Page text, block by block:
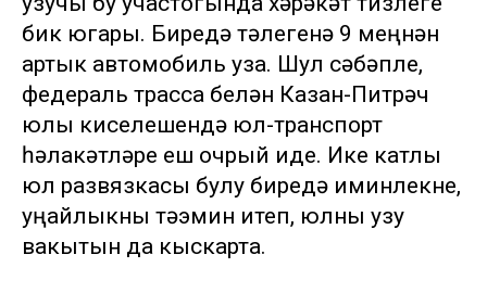
бик югары. Биредә тәүлегенә 9 меңнән
артык автомобиль уза. Шул сәбәпле,
федераль трасса белән Казан-Питрәч
юлы киселешендә юл-транспорт
һәлакәтләре еш очрый иде. Ике катлы
юл развязкасы булу биредә иминлекне,
уңайлыкны тәэмин итеп, юлны узу
вакытын да кыскарта.